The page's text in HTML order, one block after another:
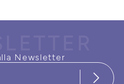
Newsletter